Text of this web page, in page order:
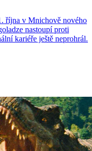
října v Mnichově nového
nastoupí proti
kariéře ještě neprohrál.